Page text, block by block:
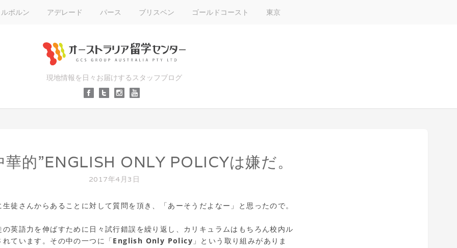
ルボルン アデレード パース ブリスベン ゴールドコースト 東京
現地情報を日々お届けするスタッフブログ
華的”ENGLISH ONLY POLICYは嫌だ。
2017年4月3日
徒さんからあることに対して質問を頂き、「あーそうだよなー」と思ったので。
英語力を伸ばすために日々試行錯誤を繰り返し、カリキュラムはもちろん校内ル
ています。その中の一つに「English Only Policy 」という取り組みがありま